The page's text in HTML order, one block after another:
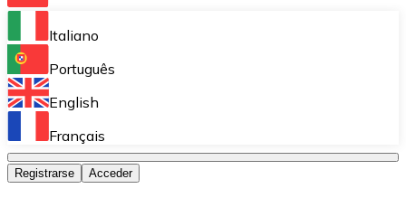
Bitnovo Ramp
Integra nuestra solución en tu plataforma.
Bitnovo Giftcards
Bitnovo OTC
Italiano
Português
English
Français
Registrarse Acceder